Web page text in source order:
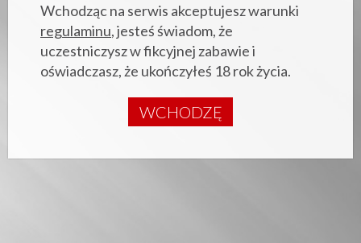
Wchodząc na serwis akceptujesz warunki
regulaminu, jesteś świadom, że
uczestniczysz w fikcyjnej zabawie i
oświadczasz, że ukończyłeś 18 rok życia.
WCHODZĘ